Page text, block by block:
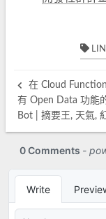
在 Cloud
有 Open Data 功能
Bot | 摘要王, 天氣,